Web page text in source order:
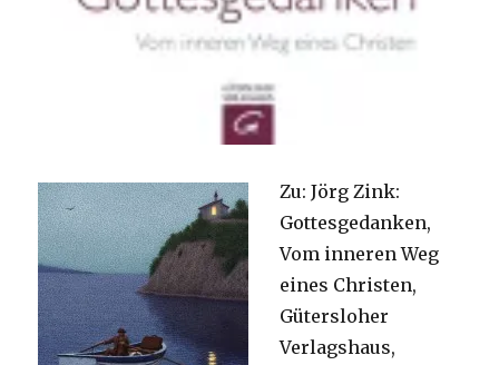
Zu: Jörg Zink:
Gottesgedanken,
Vom inneren Weg
eines Christen,
Gütersloher
Verlagshaus,